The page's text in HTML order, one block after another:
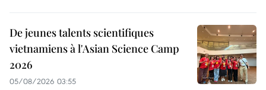
De jeunes talents scientifiques
vietnamiens à l'Asian Science Camp
2026
05/08/2026 03:55